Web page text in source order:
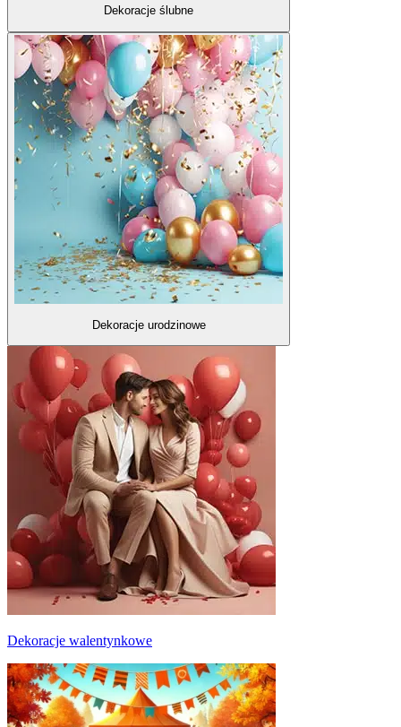
Dekoracje ślubne
Dekoracje urodzinowe
Dekoracje walentynkowe